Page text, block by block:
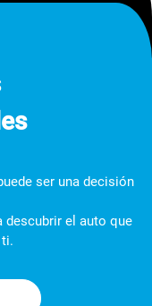
ser una decisión
descubrir el auto que